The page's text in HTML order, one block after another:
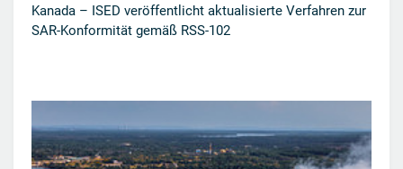
Kanada – ISED veröffentlicht aktualisierte Verfahren zur
SAR-Konformität gemäß RSS-102